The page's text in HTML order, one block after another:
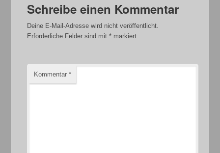
Schreibe einen Kommentar
Deine E-Mail-Adresse wird nicht veröffentlicht.
Erforderliche Felder sind mit* markiert
Kommentar*